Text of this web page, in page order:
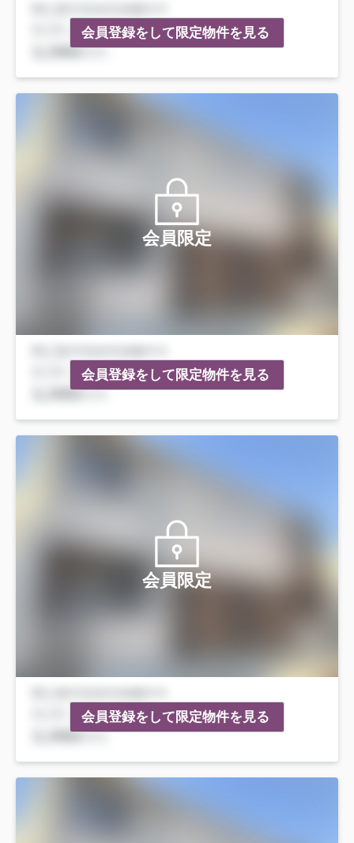
会員登録をして限定物件を見る
会員限定
会員登録をして限定物件を見る
会員限定
会員登録をして限定物件を見る